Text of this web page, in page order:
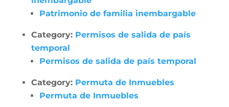
Patrimonio de familia inembargable
Category: Permisos de salida de país
temporal
Permisos de salida de país temporal
Category: Permuta de Inmuebles
Permuta de Inmuebles